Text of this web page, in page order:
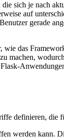
sich je nach
auf
gerade
das
definieren, die
werden kann.